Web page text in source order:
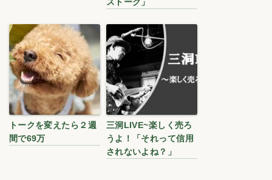
ストーク」
トークを変えたら２週
間で69万
三洞LIVE~楽しく売ろ
うよ！「それって信用
されないよね？」